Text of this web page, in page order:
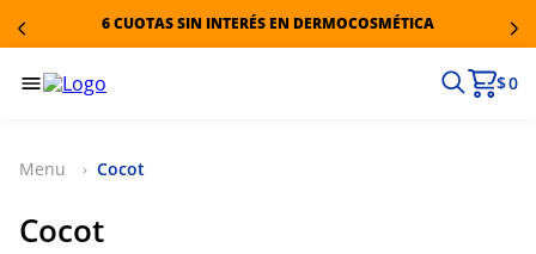
6 CUOTAS SIN INTERÉS EN DERMOCOSMÉTICA
$ 0
Cocot
Cocot